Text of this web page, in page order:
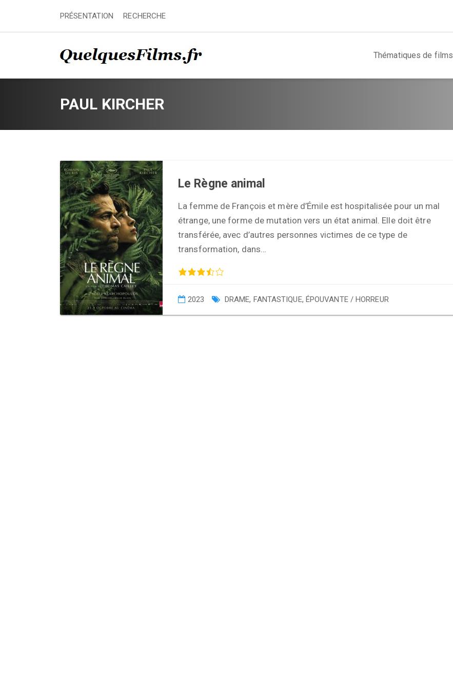
PRÉSENTATION RECHERCHE
Thématiques de films
PAUL KIRCHER
Le Règne animal
La femme de François et mère d’Émile est hospitalisée pour un mal
étrange, une forme de mutation vers un état animal. Elle doit être
transférée, avec d’autres personnes victimes de ce type de
transformation, dans…
2023 DRAME, FANTASTIQUE, ÉPOUVANTE / HORREUR